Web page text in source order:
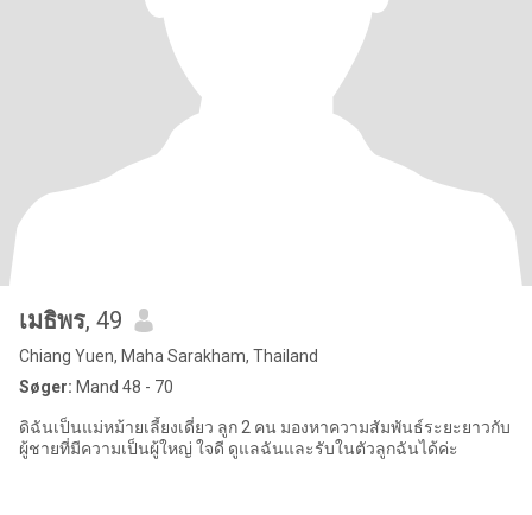
เมธิพร, 49
Chiang Yuen, Maha Sarakham, Thailand
Søger: Mand 48 - 70
ดิฉันเป็นแม่หม้ายเลี้ยงเดี่ยว ลูก 2 คน มองหาความสัมพันธ์ระยะยาวกับ
ผู้ชายที่มีความเป็นผู้ใหญ่ ใจดี ดูแลฉันและรับในตัวลูกฉันได้ค่ะ